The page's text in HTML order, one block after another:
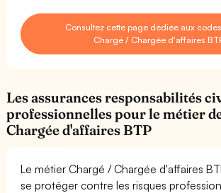
Consultez cette page dédiée aux
Chargé / Chargée d'affaires
Les assurances responsabilités
professionnelles pour le métier
Chargée d'affaires BTP
Le métier Chargé / Chargée d'affaires
se protéger contre les risques